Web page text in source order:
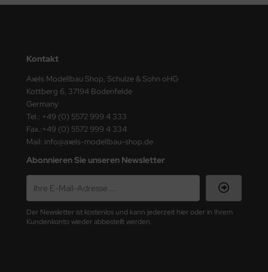
Kontakt
Axels Modellbau Shop, Schulze & Sohn oHG
Kottberg 6, 37194 Bodenfelde
Germany
Tel.: +49 (0) 5572 999 4 333
Fax.:+49 (0) 5572 999 4 334
Mail: info@axels-modellbau-shop.de
Abonnieren Sie unseren Newsletter
Der Newsletter ist kostenlos und kann jederzeit hier oder in Ihrem
Kundenkonto wieder abbestellt werden.
Hobbies
Nunu
Lights
Model